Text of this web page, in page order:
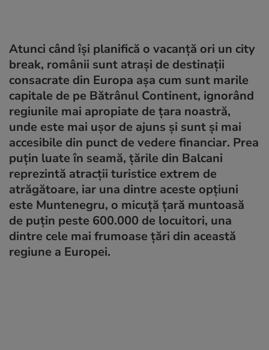
Atunci când își planifică o vacanță ori un city
break, românii sunt atrași de destinații
consacrate din Europa așa cum sunt marile
capitale de pe Bătrânul Continent, ignorând
regiunile mai apropiate de țara noastră,
unde este mai ușor de ajuns și sunt și mai
accesibile din punct de vedere financiar. Prea
puțin luate în seamă, țările din Balcani
reprezintă atracții turistice extrem de
atrăgătoare, iar una dintre aceste opțiuni
este Muntenegru, o micuță țară muntoasă
de puțin peste 600.000 de locuitori, una
dintre cele mai frumoase țări din această
regiune a Europei.